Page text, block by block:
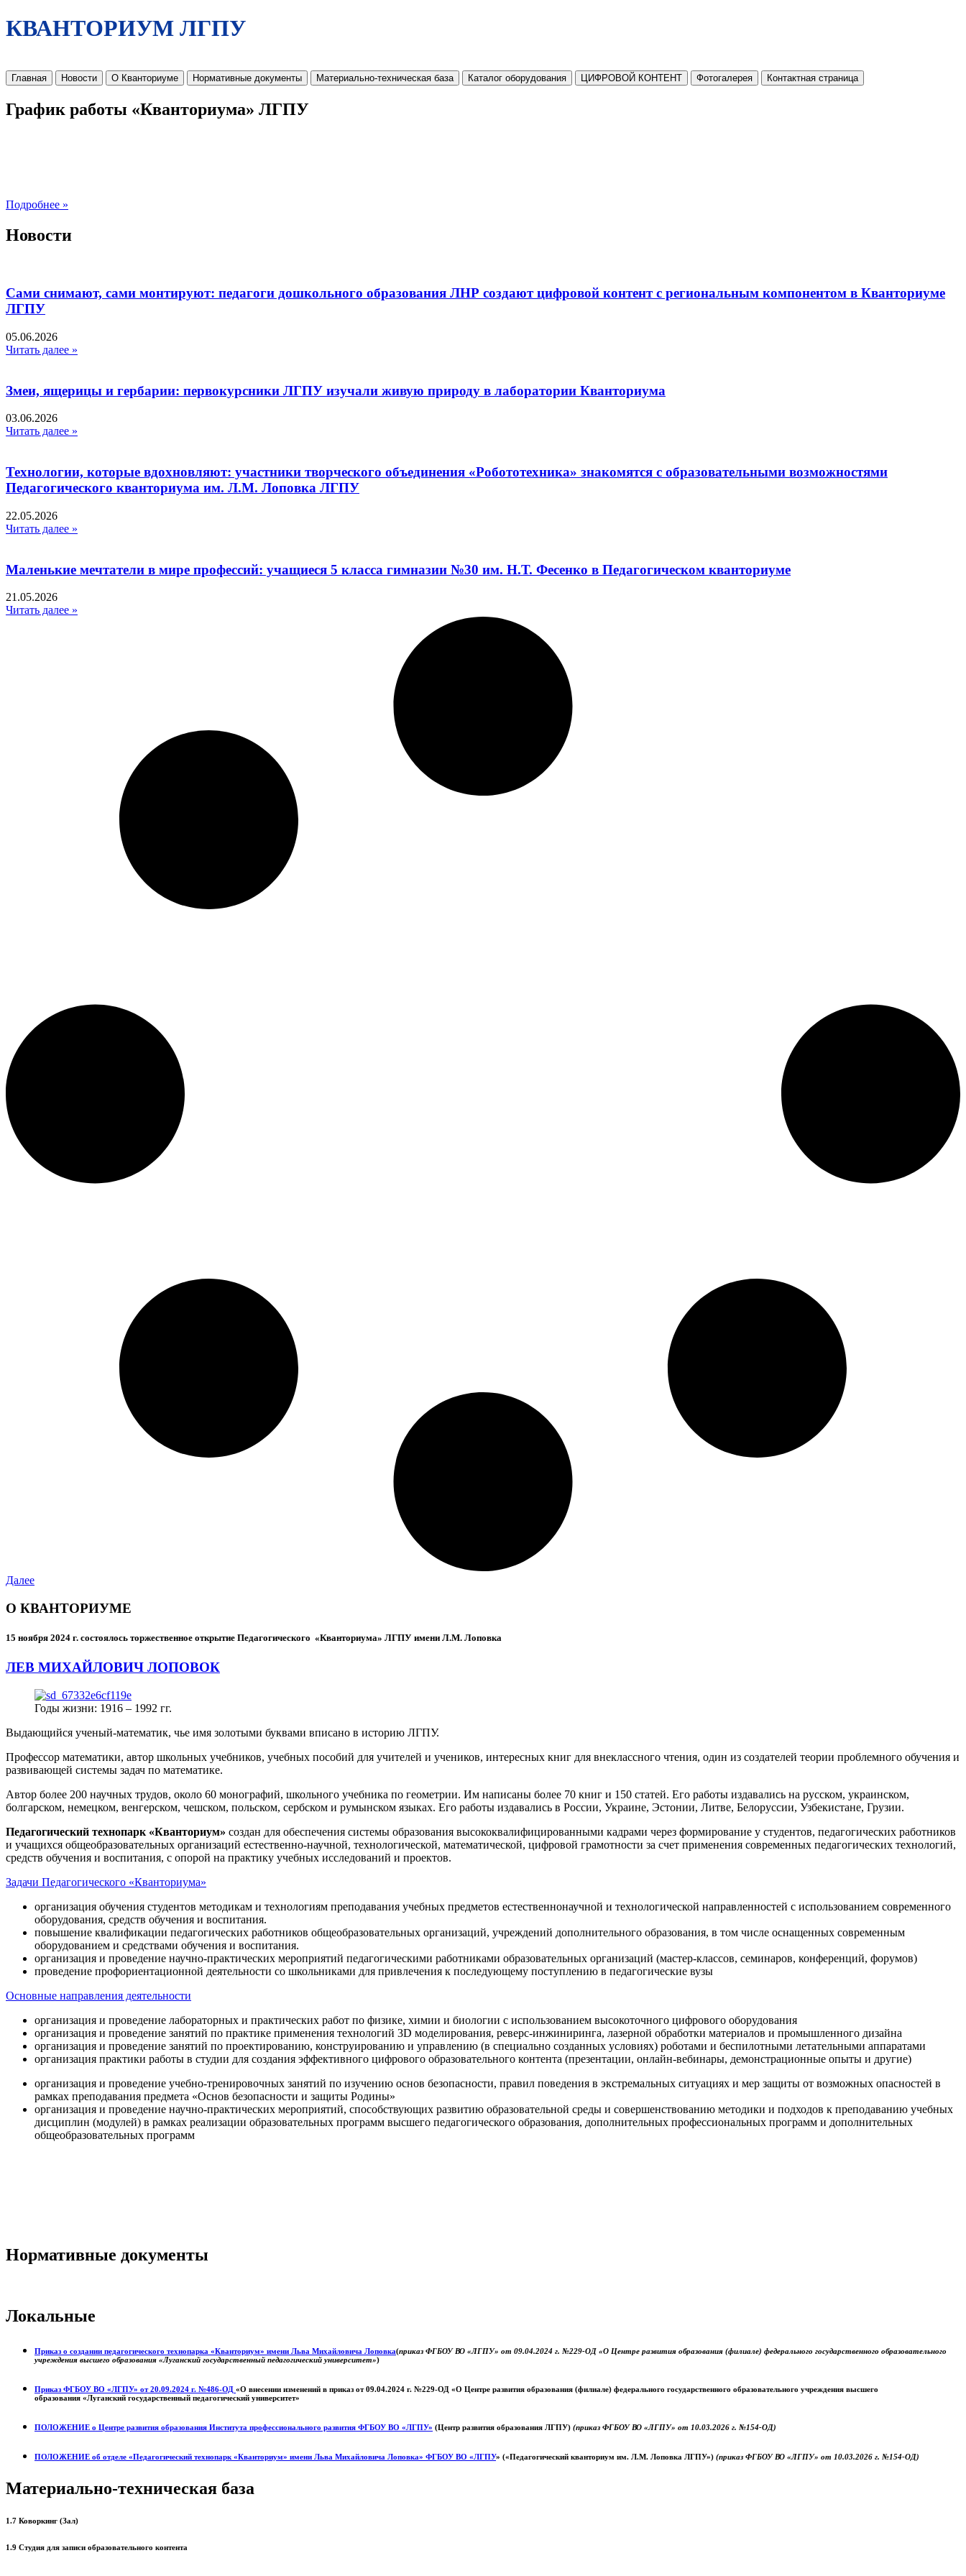
КВАНТОРИУМ ЛГПУ
Главная Новости О Кванториуме Нормативные документы Материально-техническая база Каталог оборудования ЦИФРОВОЙ КОНТЕНТ Фотогалерея Контактная страница
График работы «Кванториума» ЛГПУ
Подробнее »
Новости
Сами снимают, сами монтируют: педагоги дошкольного образования ЛНР создают цифровой контент с региональным компонентом в Кванториуме
ЛГПУ​
05.06.2026
Читать далее »
Змеи, ящерицы и гербарии: первокурсники ЛГПУ изучали живую природу в лаборатории Кванториума
03.06.2026
Читать далее »
Технологии, которые вдохновляют: участники творческого объединения «Робототехника» знакомятся с образовательными возможностями
Педагогического кванториума им. Л.М. Лоповка ЛГПУ
22.05.2026
Читать далее »
Маленькие мечтатели в мире профессий: учащиеся 5 класса гимназии №30 им. Н.Т. Фесенко в Педагогическом кванториуме
21.05.2026
Читать далее »
Далее
О КВАНТОРИУМЕ
15 ноября 2024 г. состоялось торжественное открытие Педагогического «Кванториума» ЛГПУ имени Л.М. Лоповка
ЛЕВ МИХАЙЛОВИЧ ЛОПОВОК
Годы жизни: 1916 – 1992 гг.
Выдающийся ученый-математик, чье имя золотыми буквами вписано в историю ЛГПУ.
Профессор математики, автор школьных учебников, учебных пособий для учителей и учеников, интересных книг для внеклассного чтения, один из создателей теории проблемного обучения и
развивающей системы задач по математике.
Автор более 200 научных трудов, около 60 монографий, школьного учебника по геометрии. Им написаны более 70 книг и 150 статей. Его работы издавались на русском, украинском,
болгарском, немецком, венгерском, чешском, польском, сербском и румынском языках. Его работы издавались в России, Украине, Эстонии, Литве, Белоруссии, Узбекистане, Грузии.
Педагогический технопарк «Кванториум» создан для обеспечения системы образования высококвалифицированными кадрами через формирование у студентов, педагогических работников
и учащихся общеобразовательных организаций естественно-научной, технологической, математической, цифровой грамотности за счет применения современных педагогических технологий,
средств обучения и воспитания, с опорой на практику учебных исследований и проектов.
Задачи Педагогического «Кванториума»
организация обучения студентов методикам и технологиям преподавания учебных предметов естественнонаучной и технологической направленностей с использованием современного
оборудования, средств обучения и воспитания.
повышение квалификации педагогических работников общеобразовательных организаций, учреждений дополнительного образования, в том числе оснащенных современным
оборудованием и средствами обучения и воспитания.
организация и проведение научно-практических мероприятий педагогическими работниками образовательных организаций (мастер-классов, семинаров, конференций, форумов)
проведение профориентационной деятельности со школьниками для привлечения к последующему поступлению в педагогические вузы
Основные направления деятельности
организация и проведение лабораторных и практических работ по физике, химии и биологии с использованием высокоточного цифрового оборудования
организация и проведение занятий по практике применения технологий 3D моделирования, реверс-инжиниринга, лазерной обработки материалов и промышленного дизайна
организация и проведение занятий по проектированию, конструированию и управлению (в специально созданных условиях) роботами и беспилотными летательными аппаратами
организация практики работы в студии для создания эффективного цифрового образовательного контента (презентации, онлайн-вебинары, демонстрационные опыты и другие)
организация и проведение учебно-тренировочных занятий по изучению основ безопасности, правил поведения в экстремальных ситуациях и мер защиты от возможных опасностей в
рамках преподавания предмета «Основ безопасности и защиты Родины»
организация и проведение научно-практических мероприятий, способствующих развитию образовательной среды и совершенствованию методики и подходов к преподаванию учебных
дисциплин (модулей) в рамках реализации образовательных программ высшего педагогического образования, дополнительных профессиональных программ и дополнительных
общеобразовательных программ
Нормативные документы
Локальные
Приказ о создании педагогического технопарка «Кванториум» имени Льва Михайловича Лоповка(приказ ФГБОУ ВО «ЛГПУ» от 09.04.2024 г. №229-ОД «О Центре развития образования (филиале) федерального государственного образовательного
учреждения высшего образования «Луганский государственный педагогический университет»)
Приказ ФГБОУ ВО «ЛГПУ» от 20.09.2024 г. №486-ОД «О внесении изменений в приказ от 09.04.2024 г. №229-ОД «О Центре развития образования (филиале) федерального государственного образовательного учреждения высшего
образования «Луганский государственный педагогический университет»
ПОЛОЖЕНИЕ о Центре развития образования Института профессионального развития ФГБОУ ВО «ЛГПУ» (Центр развития образования ЛГПУ) (приказ ФГБОУ ВО «ЛГПУ» от 10.03.2026 г. №154-ОД)
ПОЛОЖЕНИЕ об отделе «Педагогический технопарк «Кванториум» имени Льва Михайловича Лоповка» ФГБОУ ВО «ЛГПУ» («Педагогический кванториум им. Л.М. Лоповка ЛГПУ») (приказ ФГБОУ ВО «ЛГПУ» от 10.03.2026 г. №154-ОД)
Материально-техническая база
1.7 Коворкинг (Зал)
1.9 Студия для записи образовательного контента